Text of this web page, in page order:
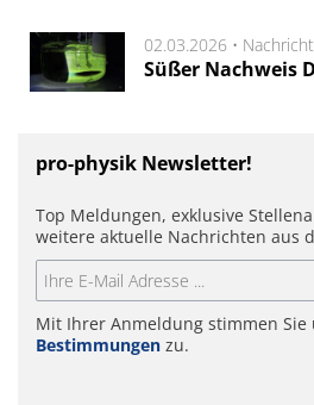
02.03.2026 • Nachricht
Süßer Nachweis
pro-physik Newsletter!
Top Meldungen, exklusive
weitere aktuelle Nachrichten aus
Mit Ihrer Anmeldung stimmen Sie
Bestimmungen zu.